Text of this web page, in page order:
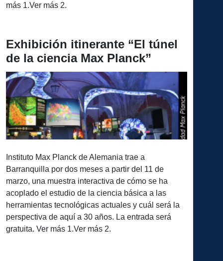
más 1.Ver más 2.
Exhibición itinerante “El túnel
de la ciencia Max Planck”
Instituto Max Planck de Alemania trae a
Barranquilla por dos meses a partir del 11 de
marzo, una muestra interactiva de cómo se ha
acoplado el estudio de la ciencia básica a las
herramientas tecnológicas actuales y cuál será la
perspectiva de aquí a 30 años. La entrada será
gratuita. Ver más 1.Ver más 2.